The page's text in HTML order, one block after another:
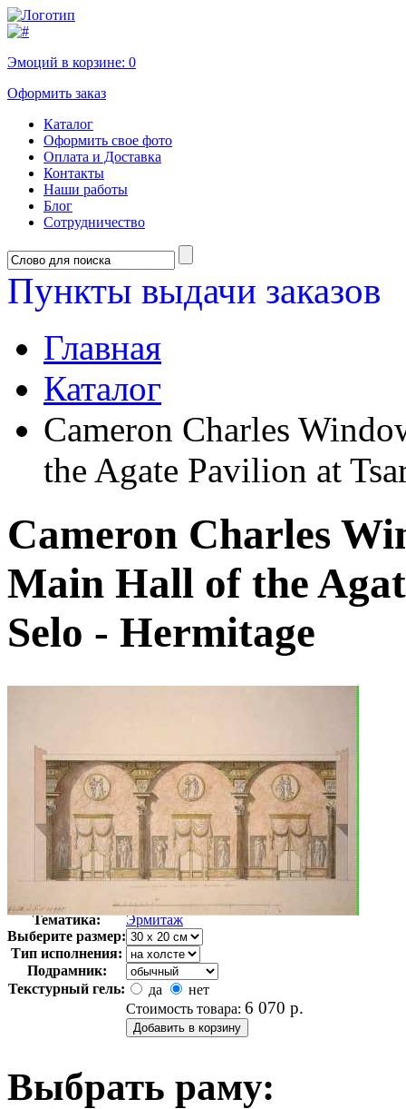
Эмоций в корзине: 0
Оформить заказ
Каталог
Оформить свое фото
Оплата и Доставка
Контакты
Наши работы
Блог
Сотрудничество
Пункты выдачи заказов
Главная
Каталог
Cameron Charles
the Agate Pavilion at
Cameron Charles
Main Hall of the
Selo - Hermitage
Автор:
Неизвестно
Арт-стиль
Русская живопись XIX века
Тематика:
Эрмитаж
Выберите размер:
Тип исполнения:
Подрамник:
Текстурный гель:
да
нет
Стоимость товара: 6 070 р.
Выбрать раму: